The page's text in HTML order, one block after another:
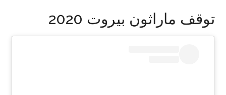
توقف ماراثون بيروت 2020